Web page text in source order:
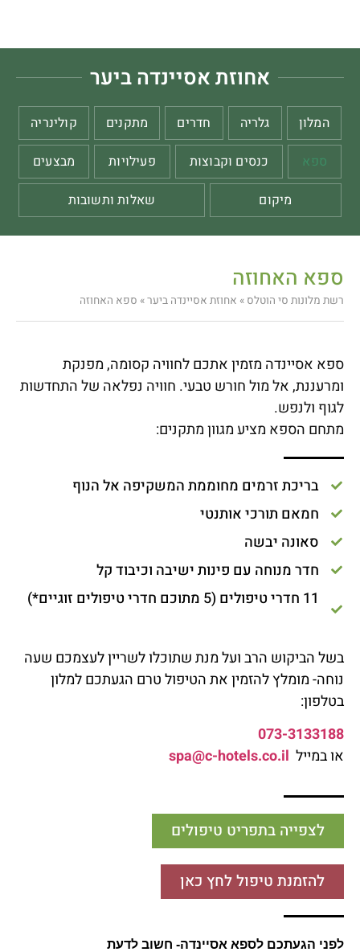
אחוזת אסיינדה ביער
המלון גלריה חדרים מתקנים
קולינריה
ספא
כנסים וקבוצות פעילויות
מבצעים
מיקום
שאלות ותשובות
ספא האחוזה
רשת מלונות סי הוטלס » אחוזת אסיינדה ביער» ספא האחוזה
ספא אסיינדה מזמין אתכם לחוויה קסומה, מפנקת
ומרעננת, אל מול חורש טבעי. חוויה נפלאה של התחדשות
לגוף ולנפש.
מתחם הספא מציע מגוון מתקנים:
בריכת זרמים מחוממת המשקיפה אל הנוף
חמאם תורכי אותנטי
סאונה יבשה
חדר מנוחה עם פינות ישיבה וכיבוד קל
11 חדרי טיפולים (5 מתוכם חדרי טיפולים זוגיים*)
בשל הביקוש הרב ועל מנת שתוכלו לשריין לעצמכם שעה
נוחה- מומלץ להזמין את הטיפול טרם הגעתכם למלון
בטלפון:
073-3133188
או במייל spa@c-hotels.co.il
לצפייה בתפריט טיפולים
להזמנת טיפול לחץ כאן
לפני הגעתכם לספא אסיינדה- חשוב לדעת